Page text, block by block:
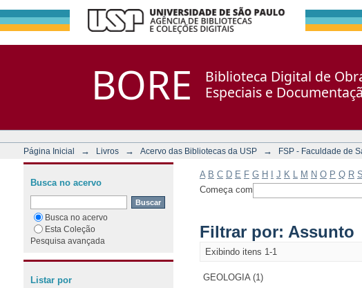
BORE
Biblioteca Digital de
Especiais e
Página Inicial → Livros → Acervo das Bibliotecas da USP → FSP - Faculdade de
A B C D E F G H J K M N O P Q R S
Começa com
Filtrar por: Assunto
Exibindo itens 1-1
GEOLOGIA (1)
Busca no acervo
Busca no acervo
Esta Coleção
Pesquisa avançada
Listar por